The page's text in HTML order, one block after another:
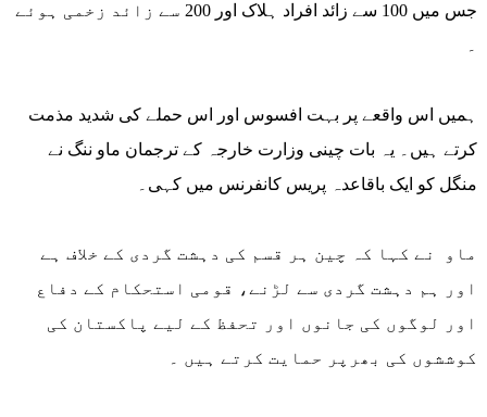
جس میں 100 سے زائد افراد ہلاک اور 200 سے زائد زخمی ہوئے
ہمیں اس واقعے پر بہت افسوس اور اس حملے کی شدید مذمت
کرتے ہیں۔ یہ بات چینی وزارت خارجہ کے ترجمان ماو ننگ نے
منگل کو ایک باقاعدہ پریس کانفرنس میں کہی۔
اور ہم دہشت گردی سے لڑنے، قومی استحکام کے دفاع
اور لوگوں کی جانوں اور تحفظ کے لیے پاکستان کی
کوششوں کی بھرپر حمایت کرتے ہیں ۔